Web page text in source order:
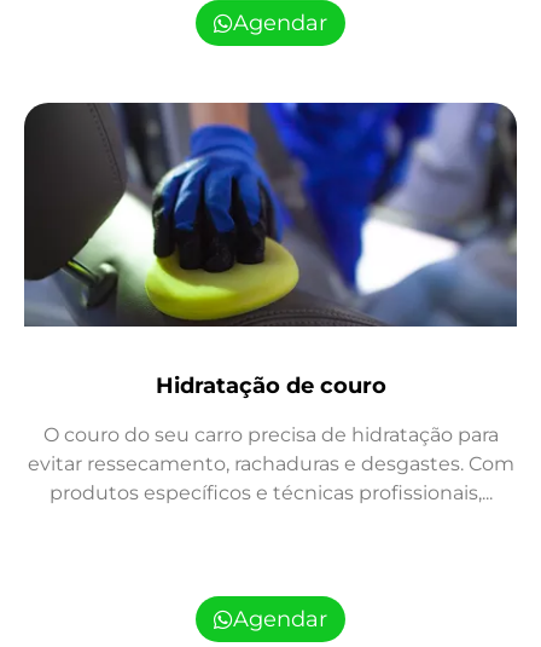
Agendar
Hidratação de couro
O couro do seu carro precisa de hidratação para
evitar ressecamento, rachaduras e desgastes. Com
produtos específicos e técnicas profissionais,...
Agendar